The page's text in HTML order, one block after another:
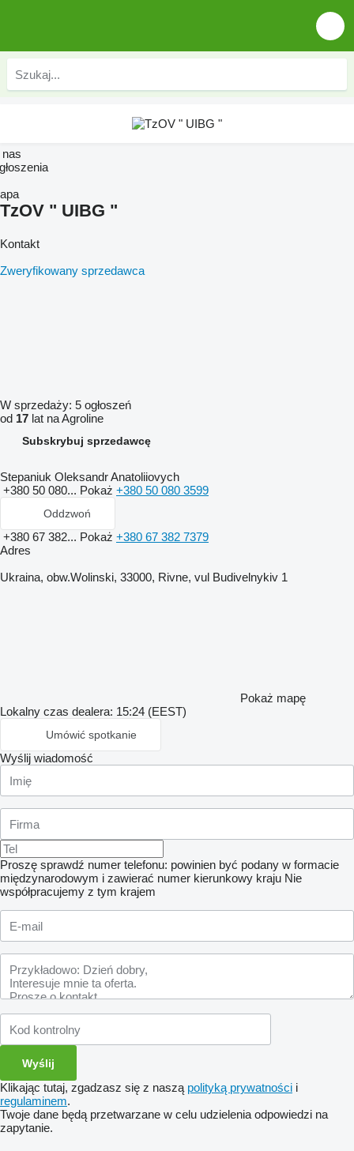
TzOV " UIBG "
Kontakt
Zweryfikowany sprzedawca
W sprzedaży: 5 ogłoszeń
od 17 lat na Agroline
Subskrybuj sprzedawcę
Stepaniuk Oleksandr Anatoliiovych
+380 50 080... Pokaż +380 50 080 3599
Oddzwoń
+380 67 382... Pokaż +380 67 382 7379
Adres
Ukraina, obw.Wolinski, 33000, Rivne, vul Budivelnykiv 1
Pokaż mapę
Lokalny czas dealera: 15:24 (EEST)
Umówić spotkanie
Wyślij wiadomość
Proszę sprawdź numer telefonu: powinien być podany w formacie
międzynarodowym i zawierać numer kierunkowy kraju Nie
współpracujemy z tym krajem
Klikając tutaj, zgadzasz się z naszą polityką prywatności i
regulaminem.
Twoje dane będą przetwarzane w celu udzielenia odpowiedzi na
zapytanie.